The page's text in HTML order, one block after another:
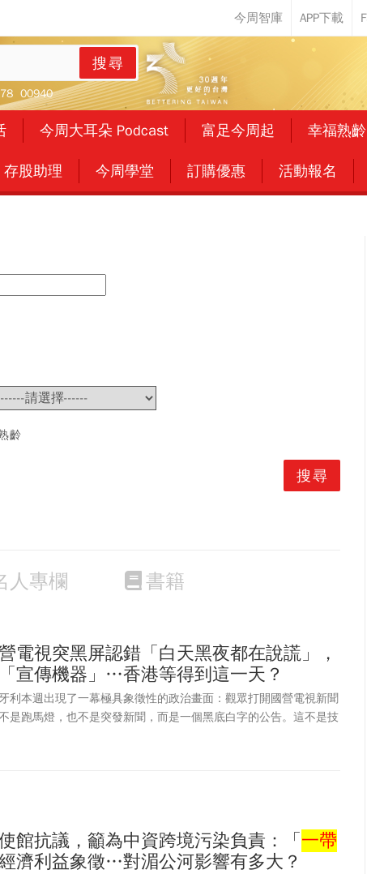
搜尋
00940
今周大耳朵 Podcast 富足今周起 幸福熟齡
存股助理 今周學堂 訂購優惠 活動報名
齡
人專欄 書籍
電視突黑屏認錯「白天黑夜都在說謊」，
宣傳機器」…香港等得到這一天？
利本週出現了一幕極具象徵性的政治畫面：觀眾打開國營電視新聞
是跑馬燈，也不是突發新聞，而是一個黑底白字的公告。這不是技
而是新政府對舊時代官媒體制的一次公開切割。
館抗議，籲為中資跨境污染負責：「一帶
濟利益象徵…對湄公河影響有多大？